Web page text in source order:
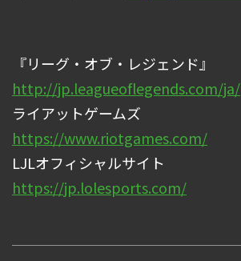
『リーグ・オブ・レジェンド』
http://jp.leagueoflegends.com/ja/
ライアットゲームズ
https://www.riotgames.com/
LJLオフィシャルサイト
https://jp.lolesports.com/